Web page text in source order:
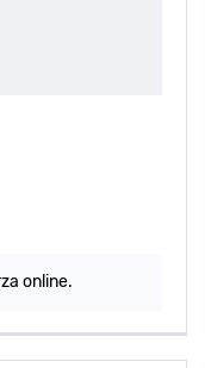
online.